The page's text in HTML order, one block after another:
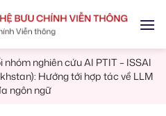
nhóm nghiên cứu AI PTIT – ISSAI
Hướng tới hợp tác về LLM
ngôn ngữ